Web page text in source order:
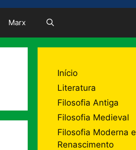
Marx
Início
Literatura
Filosofia Antiga
Filosofia Medieval
Filosofia Moderna e
Renascimento